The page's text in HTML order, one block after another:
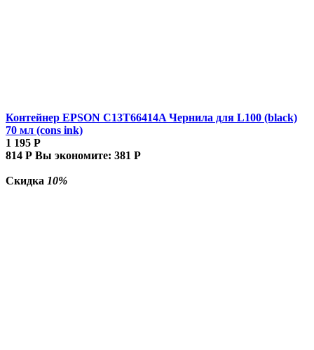
Контейнер EPSON C13T66414A Чернила для L100 (black)
70 мл (cons ink)
1 195 Р
814 Р Вы экономите: 381 Р
Скидка 10%